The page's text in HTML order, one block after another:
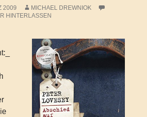
2009
MICHAEL DREWNIOK
HINTERLASSEN